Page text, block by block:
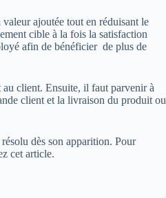
ajoutée tout en réduisant le
cible à la fois la satisfaction
afin de bénéficier de plus de
client. Ensuite, il faut parvenir à
client et la livraison du produit ou
dès son apparition. Pour
cet article.